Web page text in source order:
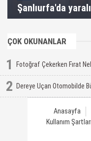
Şanlıurfa'da
ÇOK OKUNANLAR
1 Fotoğraf Çekerken Fırat
2 Dereye Uçan Otomobilde
Anasayfa
Kullanım Şartları